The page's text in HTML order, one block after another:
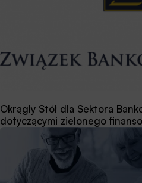
Okrągły Stół dla Sektora
dotyczącymi zielonego